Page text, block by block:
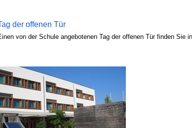
der offenen Tür
von der Schule angebotenen Tag der offenen Tür finden Sie